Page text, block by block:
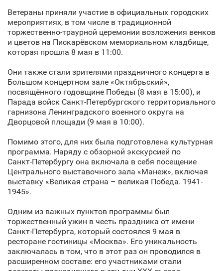
Ветераны приняли участие в официальных городских
мероприятиях, в том числе в традиционной
торжественно-траурной церемонии возложения венков
и цветов на Пискарёвском мемориальном кладбище,
которая прошла 8 мая в 11:00.
Они также стали зрителями праздничного концерта в
Большом концертном зале «Октябрьский»,
посвящённого годовщине Победы (8 мая в 15:00), и
Парада войск Санкт‑Петербургского территориального
гарнизона Ленинградского военного округа на
Дворцовой площади (9 мая в 10:00).
Помимо этого, для них была подготовлена культурная
программа. Наряду с обзорной экскурсией по
Санкт‑Петербургу она включала в себя посещение
Центрального выставочного зала «Манеж», включая
выставку «Великая страна – великая Победа. 1941-
1945».
Одним из важных пунктов программы был
торжественный ужин в честь праздника от имени
Санкт‑Петербурга, который состоялся 9 мая в
ресторане гостиницы «Москва». Его уникальность
заключалась в том, что в этот раз он проводился в
расширенном составе: его участниками стали